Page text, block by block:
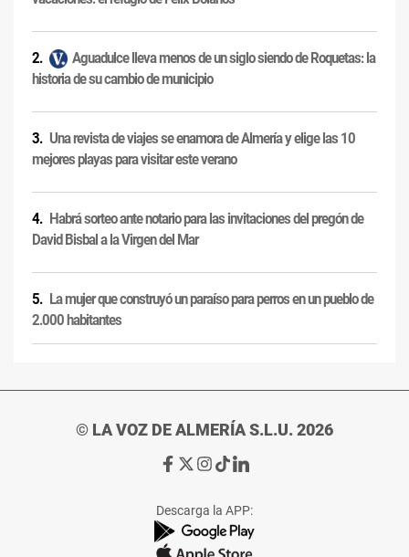
Aguadulce lleva menos de un siglo siendo de Roquetas: la
historia de su cambio de municipio
Una revista de viajes se enamora de Almería y elige las 10
mejores playas para visitar este verano
Habrá sorteo ante notario para las invitaciones del pregón de
David Bisbal a la Virgen del Mar
La mujer que construyó un paraíso para perros en un pueblo de
2.000 habitantes
© LA VOZ DE ALMERÍA S.L.U. 2026
Ir
de
La
Ir
de
La
Ir
de
La
Ir
de
La
Ir
de
La
Descarga la APP: